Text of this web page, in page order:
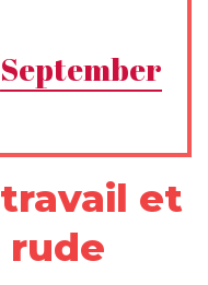
September
et
rude